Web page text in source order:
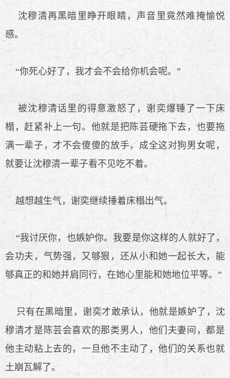
沈穆清再黑暗里睁开眼睛，声音里竟然难掩愉悦
感。
“你死心好了，我才会不会给你机会呢。”
被沈穆清话里的得意激怒了，谢奕爆锤了一下床
榻，赶紧补上一句。他就是把陈芸硬拖下去，也要拖
满一辈子，才不会傻傻的放手，成全这对狗男女呢，
就要让沈穆清一辈子看不见吃不着。
越想越生气，谢奕继续捶着床榻出气。
“我讨厌你，也嫉妒你。我要是你这样的人就好了，
会功夫，气势强，又够狠，还从小和她一起长大，能
够真正的和她并肩同行，在她心里能和她地位平等。”
只有在黑暗里，谢奕才敢承认，他就是嫉妒了，沈
穆清才是陈芸会喜欢的那类男人，他们夫妻间，都是
他主动粘上去的，一旦他不主动了，他们的关系也就
土崩瓦解了。